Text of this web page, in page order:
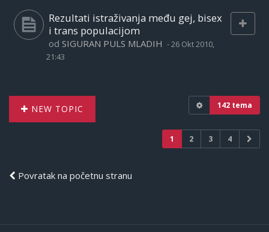
Rezultati istraživanja među gej, bisex
i trans populacijom
od SIGURAN PULS MLADIH -26 Okt 2010,
21:43
NEW TOPIC 142 tema
1 2 3 4
Povratak na početnu stranu